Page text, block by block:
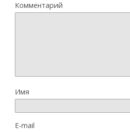
Комментарий
Имя
E-mail